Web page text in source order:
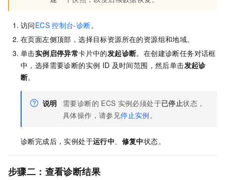
访问ECS 控制台-诊断。
在页面左侧顶部，选择目标资源所在的资源组和地域。
单击实例启停异常卡片中的发起诊断。在创建诊断任务对话框
中，选择需要诊断的实例 ID 及时间范围，然后单击发起诊
断。
说明 需要诊断的 ECS 实例必须处于已停止状态，
具体操作，请参见停止实例 。
诊断完成后，实例处于运行中 修复中状态。
步骤二：查看诊断结果